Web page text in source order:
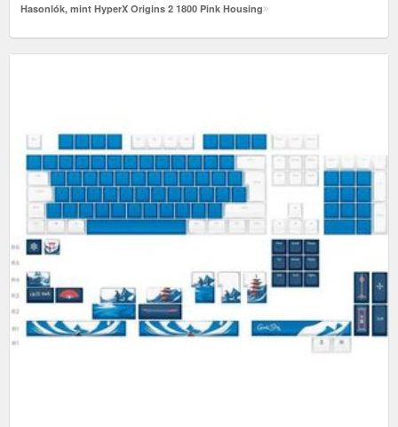
Hasonlók, mint HyperX Origins 2 1800 Pink Housing